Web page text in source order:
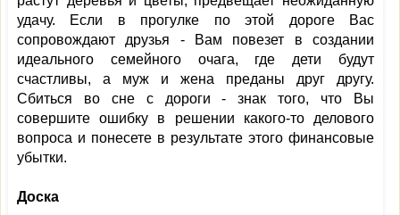
удачу. Если в прогулке по этой дороге Вас
сопровождают друзья - Вам повезет в создании
идеального семейного очага, где дети будут
счастливы, а муж и жена преданы друг другу.
Сбиться во сне с дороги - знак того, что Вы
совершите ошибку в решении какого-то делового
вопроса и понесете в результате этого финансовые
убытки.
Доска